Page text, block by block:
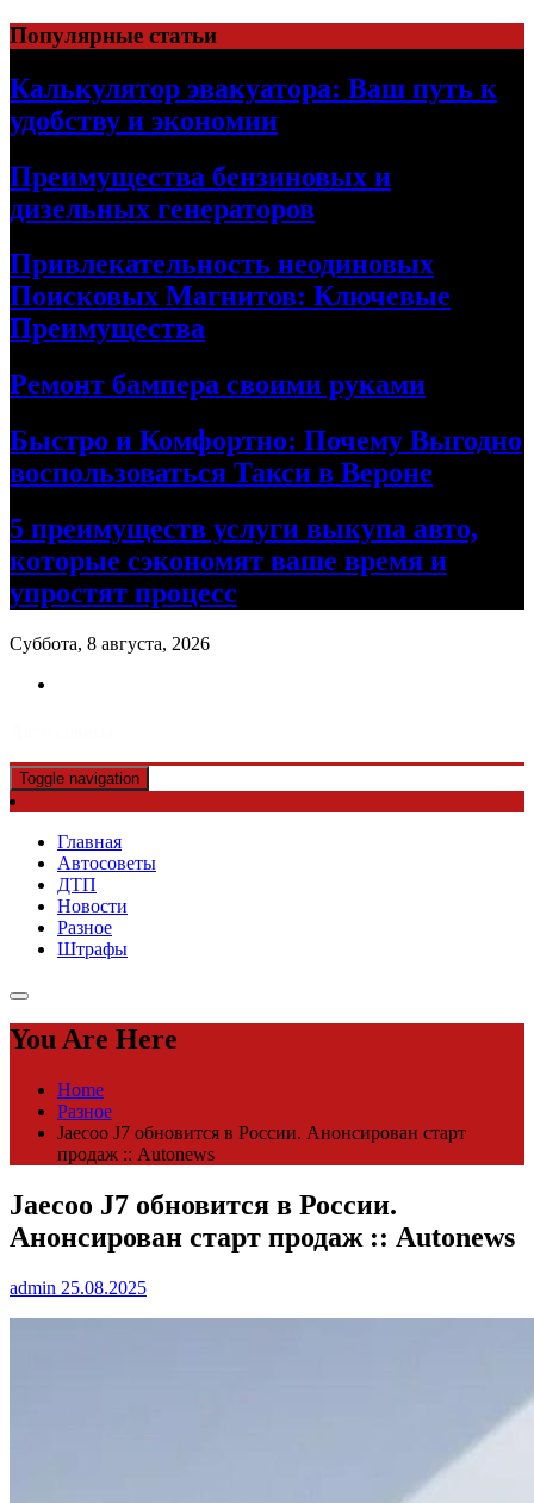
Skip
to
content
Популярные статьи
Калькулятор эвакуатора: Ваш путь к
удобству и экономии
Преимущества бензиновых и
дизельных генераторов
Привлекательность неодиновых
Поисковых Магнитов: Ключевые
Преимущества
Ремонт бампера своими руками
Быстро и Комфортно: Почему Выгодно
воспользоваться Такси в Вероне
5 преимуществ услуги выкупа авто,
которые сэкономят ваше время и
упростят процесс
Суббота, 8 августа, 2026
Toggle navigation
Главная
Автосоветы
ДТП
Новости
Разное
Штрафы
You Are Here
Home
Разное
Jaecoo J7 обновится в России. Анонсирован старт
продаж :: Autonews
Jaecoo J7 обновится в России.
Анонсирован старт продаж :: Autonews
admin 25.08.2025